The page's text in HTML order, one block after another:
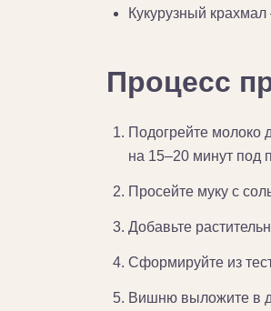
Кукурузный
Процесс
Подогрейте молоко
на 15–20 минут под
Просейте муку с
Добавьте
Сформируйте из
Вишню выложите в